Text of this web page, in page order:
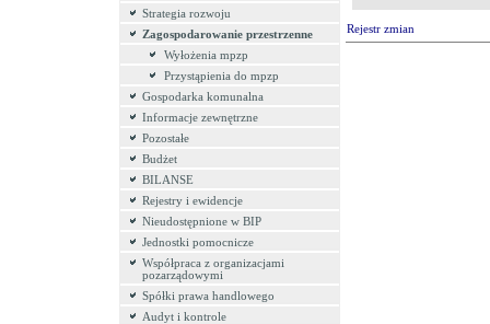
Strategia rozwoju
Zagospodarowanie przestrzenne
Wyłożenia mpzp
Przystąpienia do mpzp
Gospodarka komunalna
Informacje zewnętrzne
Pozostałe
Budżet
BILANSE
Rejestry i ewidencje
Nieudostępnione w BIP
Jednostki pomocnicze
Współpraca z organizacjami
pozarządowymi
Spółki prawa handlowego
Audyt i kontrole
Rejestr zmian